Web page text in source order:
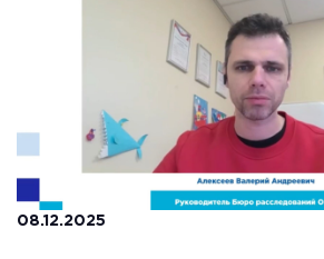
08.12.2025